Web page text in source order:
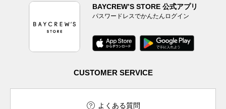
BAYCREW’S STORE 公式アプリ
パスワードレスでかんたんログイン
CUSTOMER SERVICE
よくある質問